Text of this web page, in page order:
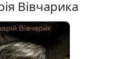
Вівчарика